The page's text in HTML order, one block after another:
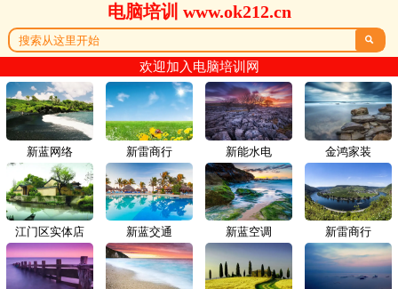
电脑培训 www.ok212.cn

欢迎加入电脑培训网
新蓝网络 新雷商行
江门区实体店 新蓝交通
新能水电 金鸿家装
新蓝空调 新雷商行